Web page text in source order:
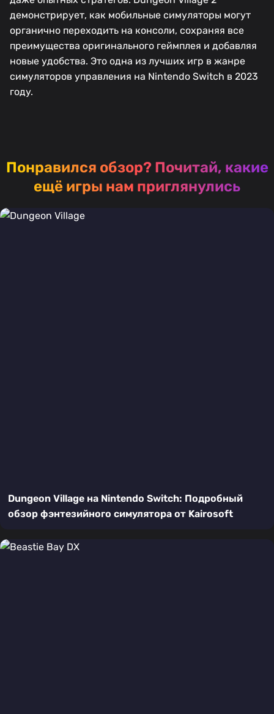
демонстрирует, как мобильные симуляторы могут
органично переходить на консоли, сохраняя все
преимущества оригинального геймплея и добавляя
новые удобства. Это одна из лучших игр в жанре
симуляторов управления на Nintendo Switch в 2023
году.
Понравился обзор? Почитай, какие
ещё игры нам приглянулись
Dungeon Village на Nintendo Switch: Подробный
обзор фэнтезийного симулятора от Kairosoft